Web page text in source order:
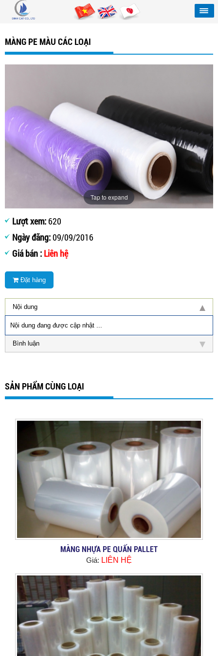
MÀNG PE MÀU CÁC LOẠI
Tap to expand
Lượt xem: 620
Ngày đăng:09/09/2016
Giá bán : Liên hệ
Đặt hàng
Nội dung
Nội dung đang được cập nhật ...
Bình luận
SẢN PHẨM CÙNG LOẠI
MÀNG NHỰA PE QUẤN PALLET
Giá: LIÊN HỆ